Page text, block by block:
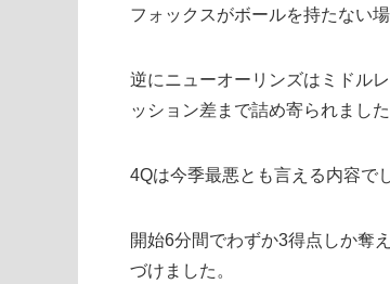
フォックスがボールを持たない
逆にニューオーリンズはミドル
ッション差まで詰め寄られました
4Qは今季最悪とも言える内容で
開始6分間でわずか3得点しか奪
づけました。